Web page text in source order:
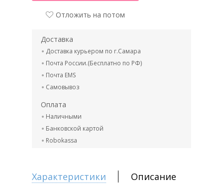
Отложить на потом
Доставка
Доставка курьером по г.Самара
Почта России.(Бесплатно по РФ)
Почта EMS
Самовывоз
Оплата
Наличными
Банковской картой
Robokassa
Характеристики Описание